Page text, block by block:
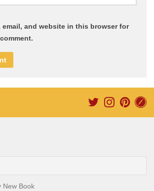
email, and website in this browser for
New Book